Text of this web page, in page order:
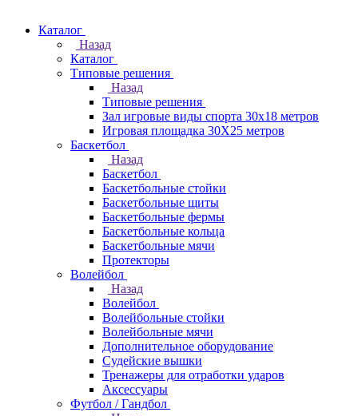
Каталог
Назад
Каталог
Типовые решения
Назад
Типовые решения
Зал игровые виды спорта 30x18 метров
Игровая площадка 30Х25 метров
Баскетбол
Назад
Баскетбол
Баскетбольные стойки
Баскетбольные щиты
Баскетбольные фермы
Баскетбольные кольца
Баскетбольные мячи
Протекторы
Волейбол
Назад
Волейбол
Волейбольные стойки
Волейбольные мячи
Дополнительное оборудование
Судейские вышки
Тренажеры для отработки ударов
Аксессуары
Футбол / Гандбол